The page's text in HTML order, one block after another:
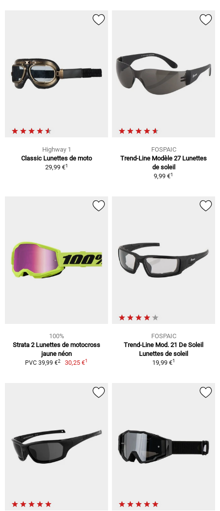
Highway 1
Classic Lunettes de moto
29,99 €1
FOSPAIC
Trend-Line Modèle 27 Lunettes
de soleil
9,99 €1
100%
Strata 2 Lunettes de motocross
jaune néon
PVC 39,99 €2 30,25 €1
FOSPAIC
Trend-Line Mod. 21 De Soleil
Lunettes de soleil
19,99 €1